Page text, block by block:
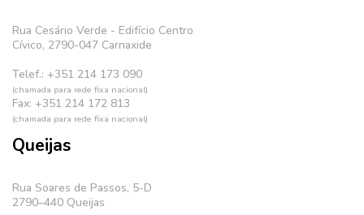
Rua Cesário Verde - Edifício Centro
Cívico, 2790-047 Carnaxide
Telef.: +351 214 173 090
(chamada para rede fixa nacional)
Fax: +351 214 172 813
(chamada para rede fixa nacional)
Queijas
Rua Soares de Passos, 5-D
2790–440 Queijas